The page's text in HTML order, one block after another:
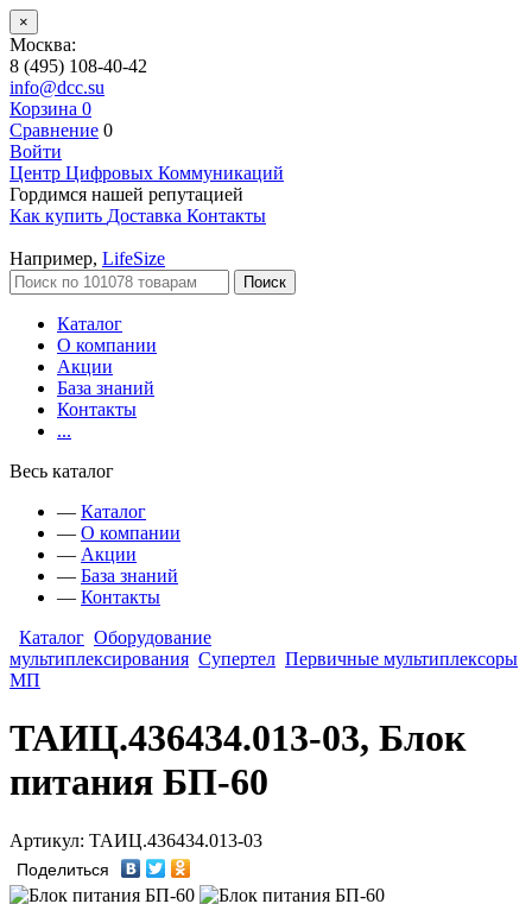
×
Москва:
8 (495) 108-40-42
info@dcc.su
Корзина 0
Сравнение 0
Войти
Центр Цифровых Коммуникаций
Гордимся нашей репутацией
Как купить Доставка Контакты
Например, LifeSize
Поиск
Каталог
О компании
Акции
База знаний
Контакты
...
Весь каталог
— Каталог
— О компании
— Акции
— База знаний
— Контакты
Каталог Оборудование
мультиплексирования Супертел Первичные мультиплексоры
МП
ТАИЦ.436434.013-03, Блок
питания БП-60
Артикул: ТАИЦ.436434.013-03
Поделиться